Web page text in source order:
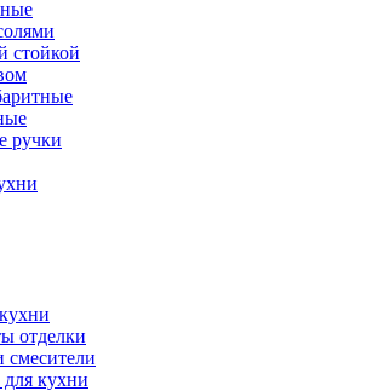
стойкой
ручки
отделки
кухни